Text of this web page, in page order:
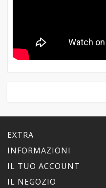
EXTRA
INFORMAZIONI
IL TUO ACCOUNT
IL NEGOZIO